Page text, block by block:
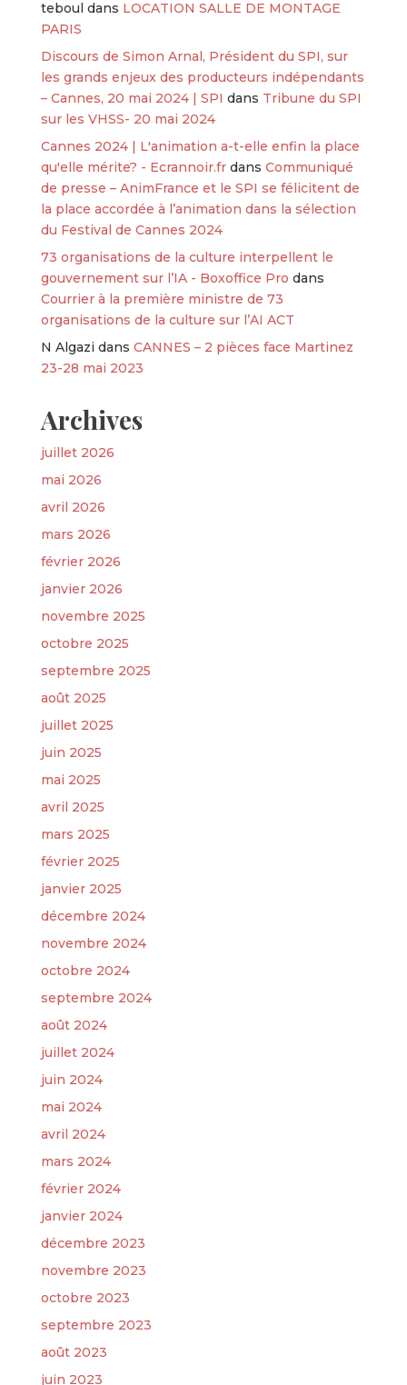
teboul dans LOCATION SALLE DE MONTAGE
PARIS
Discours de Simon Arnal, Président du SPI, sur
les grands enjeux des producteurs indépendants
– Cannes, 20 mai 2024 | SPI dans Tribune du SPI
sur les VHSS- 20 mai 2024
Cannes 2024 | L'animation a-t-elle enfin la place
qu'elle mérite? - Ecrannoir.frdans Communiqué
de presse – AnimFrance et le SPI se félicitent de
la place accordée à l’animation dans la sélection
du Festival de Cannes 2024
73 organisations de la culture interpellent le
gouvernement sur l’IA - Boxoffice Pro dans
Courrier à la première ministre de 73
organisations de la culture sur l’AI ACT
N Algazi dans CANNES – 2 pièces face Martinez
23-28 mai 2023
Archives
juillet 2026
mai 2026
avril 2026
mars 2026
février 2026
janvier 2026
novembre 2025
octobre 2025
septembre 2025
août 2025
juillet 2025
juin 2025
mai 2025
avril 2025
mars 2025
février 2025
janvier 2025
décembre 2024
novembre 2024
octobre 2024
septembre 2024
août 2024
juillet 2024
juin 2024
mai 2024
avril 2024
mars 2024
février 2024
janvier 2024
décembre 2023
novembre 2023
octobre 2023
septembre 2023
août 2023
juin 2023